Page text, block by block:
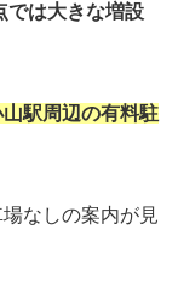
では大きな増設
駅周辺の有料駐
なしの案内が見